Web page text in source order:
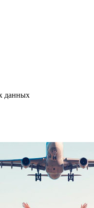
данных